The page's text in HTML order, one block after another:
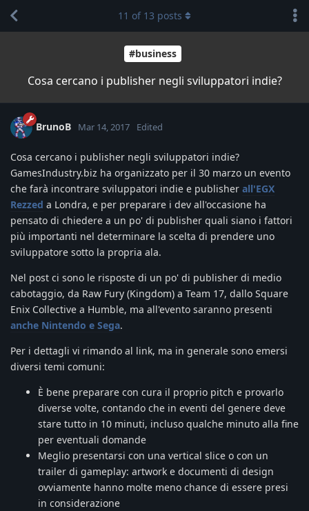
#business
Cosa cercano i publisher negli sviluppatori indie?
11 of 13 posts
BrunoB Mar 14, 2017 Edited
Cosa cercano i publisher negli sviluppatori indie?
GamesIndustry.biz ha organizzato per il 30 marzo un evento
che farà incontrare sviluppatori indie e publisher all'EGX
Rezzed a Londra, e per preparare i dev all'occasione ha
pensato di chiedere a un po' di publisher quali siano i fattori
più importanti nel determinare la scelta di prendere uno
sviluppatore sotto la propria ala.
Nel post ci sono le risposte di un po' di publisher di medio
cabotaggio, da Raw Fury (Kingdom) a Team 17, dallo Square
Enix Collective a Humble, ma all'evento saranno presenti
anche Nintendo e Sega.
Per i dettagli vi rimando al link, ma in generale sono emersi
diversi temi comuni:
È bene preparare con cura il proprio pitch e provarlo
diverse volte, contando che in eventi del genere deve
stare tutto in 10 minuti, incluso qualche minuto alla fine
per eventuali domande
Meglio presentarsi con una vertical slice o con un
trailer di gameplay: artwork e documenti di design
ovviamente hanno molte meno chance di essere presi
in considerazione